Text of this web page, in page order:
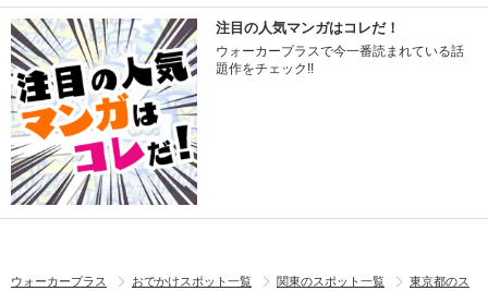
注目の人気マンガはコレだ！
ウォーカープラスで今一番読まれている話
題作をチェック!!
ウォーカープラス おでかけスポット一覧 関東のスポット一覧
東京都のス